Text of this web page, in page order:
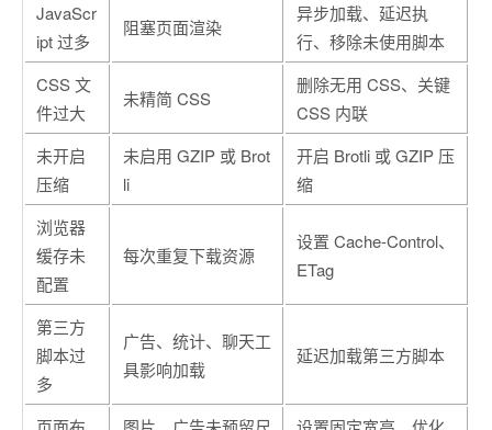
JavaScr
ipt 过多
阻塞页面渲染
异步加载、延迟执
行、移除未使用脚本
CSS 文
件过大
未精简 CSS
删除无用 CSS、关键
CSS 内联
未开启
压缩
未启用 GZIP 或 Brot
li
开启 Brotli 或 GZIP 压
缩
浏览器
缓存未
配置
每次重复下载资源
设置 Cache-Control、
ETag
第三方
脚本过
多
广告、统计、聊天工
具影响加载
延迟加载第三方脚本